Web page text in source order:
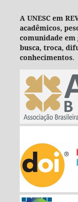
A UNESC em
acadêmicos,
comunidade em
busca, troca,
conhecimentos.